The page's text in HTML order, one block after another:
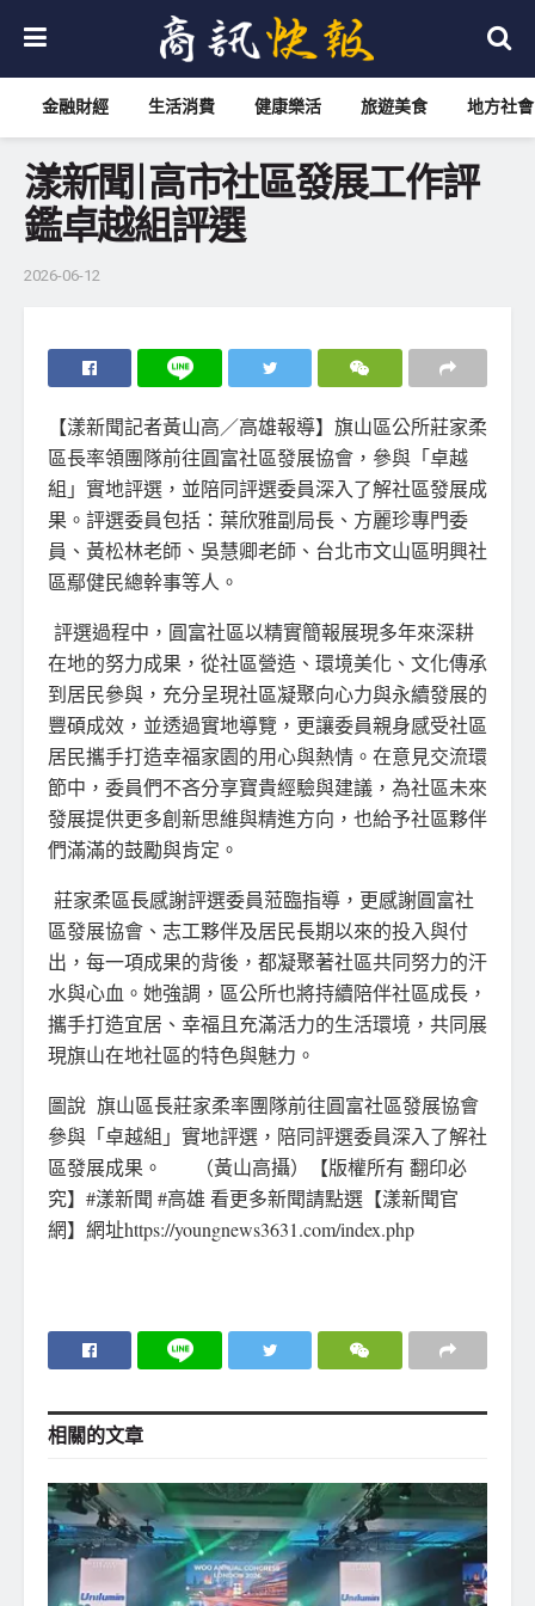
金融財經 生活消費 健康樂活 旅遊美食 地方社會
漾新聞|高市社區發展工作評
鑑卓越組評選
2026-06-12
【漾新聞記者黃山高／高雄報導】旗山區公所莊家柔
區長率領團隊前往圓富社區發展協會，參與「卓越
組」實地評選，並陪同評選委員深入了解社區發展成
果。評選委員包括：葉欣雅副局長、方麗珍專門委
員、黃松林老師、吳慧卿老師、台北市文山區明興社
區鄢健民總幹事等人。
評選過程中，圓富社區以精實簡報展現多年來深耕
在地的努力成果，從社區營造、環境美化、文化傳承
到居民參與，充分呈現社區凝聚向心力與永續發展的
豐碩成效，並透過實地導覽，更讓委員親身感受社區
居民攜手打造幸福家園的用心與熱情。在意見交流環
節中，委員們不吝分享寶貴經驗與建議，為社區未來
發展提供更多創新思維與精進方向，也給予社區夥伴
們滿滿的鼓勵與肯定。
莊家柔區長感謝評選委員蒞臨指導，更感謝圓富社
區發展協會、志工夥伴及居民長期以來的投入與付
出，每一項成果的背後，都凝聚著社區共同努力的汗
水與心血。她強調，區公所也將持續陪伴社區成長，
攜手打造宜居、幸福且充滿活力的生活環境，共同展
現旗山在地社區的特色與魅力。
圖說 旗山區長莊家柔率團隊前往圓富社區發展協會
參與「卓越組」實地評選，陪同評選委員深入了解社
區發展成果。 （黃山高攝）【版權所有 翻印必
究】#漾新聞 #高雄 看更多新聞請點選【漾新聞官
網】網址https://youngnews3631.com/index.php
相關的文章